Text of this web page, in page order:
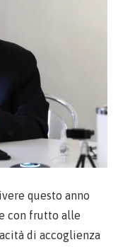
questo anno
con frutto alle
di accoglienza